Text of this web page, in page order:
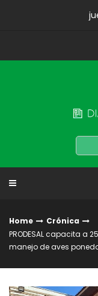
Home
Crónica
PRODESAL capacita a
manejo de aves